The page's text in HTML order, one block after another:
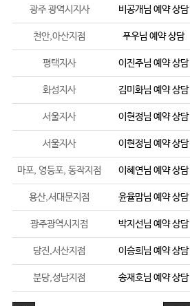
광주 광역시지사 비공개님 예약 상담
천안,아산지점 푸우님 예약 상담
평택지사 이진주님 예약 상담
화성지사 김미화님 예약 상담
서울지사 이현정님 예약 상담
서울지사 이현정님 예약 상담
마포, 영등포, 동작지점 이혜연님 예약 상담
용산,서대문지점 윤율맘님 예약 상담
광주광역시지점 박지선님 예약 상담
당진,서산지점 이승희님 예약 상담
분당,성남지점 송재호님 예약 상담